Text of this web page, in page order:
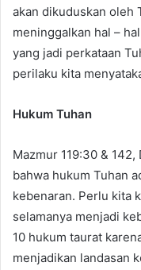
akan dikuduskan oleh
meninggalkan hal –
yang jadi perkataan
perilaku kita
Hukum Tuhan
Mazmur 119:30 &
bahwa hukum Tuhan
kebenaran. Perlu kita
selamanya menjadi
10 hukum taurat
menjadikan landasan